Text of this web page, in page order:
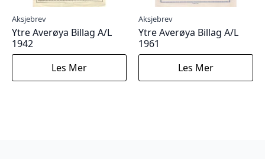
Aksjebrev
Ytre Averøya Billag A/L
1942
Les Mer
Aksjebrev
Ytre Averøya Billag A/L
1961
Les Mer